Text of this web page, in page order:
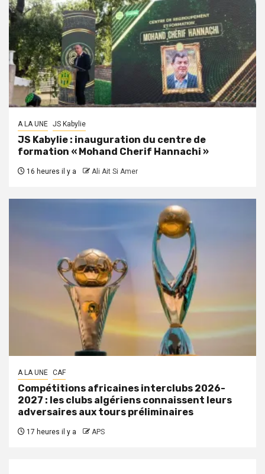
A LA UNE JS Kabylie
JS Kabylie : inauguration du centre de
formation « Mohand Cherif Hannachi »
16 heures il y a Ali Ait Si Amer
A LA UNE CAF
Compétitions africaines interclubs 2026-
2027 : les clubs algériens connaissent leurs
adversaires aux tours préliminaires
17 heures il y a APS